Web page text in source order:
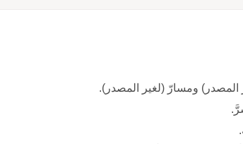
ومسارّ (لغير المصدر).